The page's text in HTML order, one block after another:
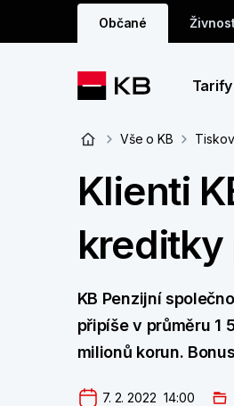
Občané
Tarify
Vše o KB
Klienti
kreditky
KB Penzijní
připíše v průměru 1
milionů korun.
7. 2. 2022  14:00